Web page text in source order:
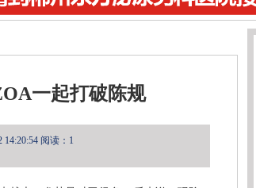
一起打破陈规
14:20:54 阅读：1